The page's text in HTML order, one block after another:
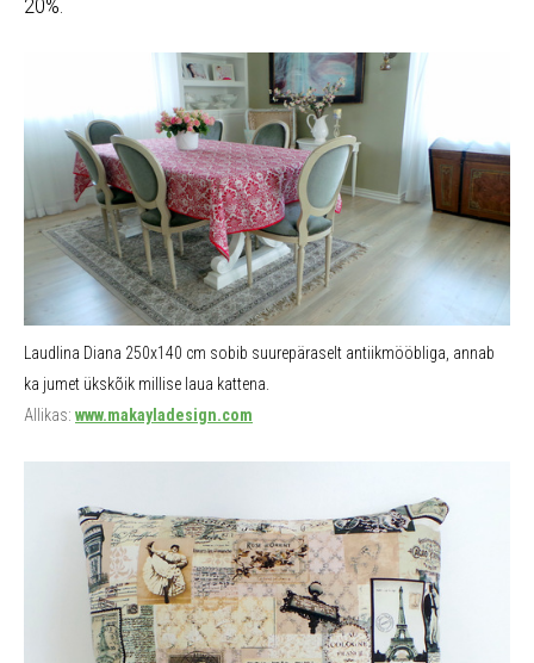
20%.
Laudlina Diana 250x140 cm sobib suurepäraselt antiikmööbliga, annab
ka jumet ükskõik millise laua kattena.
Allikas: www.makayladesign.com